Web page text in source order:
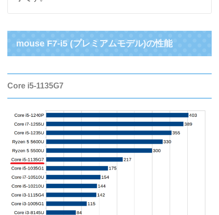
mouse F7-i5 (プレミアムモデル)の性能
Core i5-1135G7